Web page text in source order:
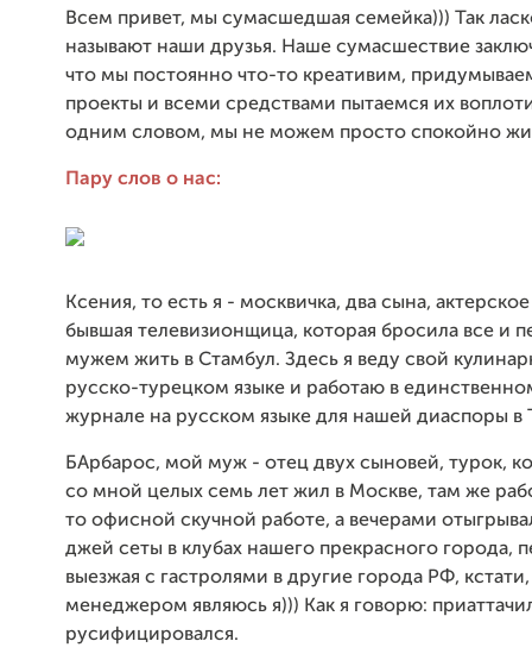
Всем привет, мы сумасшедшая семейка))) Так
называют наши друзья. Наше сумасшествие
что мы постоянно что-то креативим,
проекты и всеми средствами пытаемся их
одним словом, мы не можем просто спокойно
Пару слов о нас:
Ксения, то есть я - москвичка, два сына,
бывшая телевизионщица, которая бросила все и
мужем жить в Стамбул. Здесь я веду свой
русско-турецком языке и работаю в
журнале на русском языке для нашей диаспоры в
БАрбарос, мой муж - отец двух сыновей, турок,
со мной целых семь лет жил в Москве, там же
то офисной скучной работе, а вечерами
джей сеты в клубах нашего прекрасного города,
выезжая с гастролями в другие города РФ, кстати,
менеджером являюсь я))) Как я говорю:
русифицировался.